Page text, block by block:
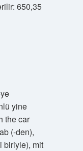
650,35
yine
the car
(-den),
biriyle), mit